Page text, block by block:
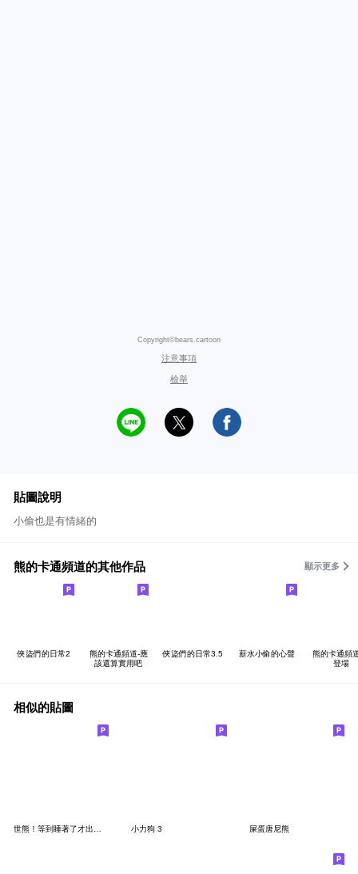
Copyright©bears.cartoon
注意事項
檢舉
貼圖說明
小偷也是有情緒的
熊的卡通頻道的其他作品 顯示更多
俠盜們的日常2
熊的卡通頻道-應
該還算實用吧
俠盜們的日常3.5 薪水小偷的心聲
熊的卡通頻
登場
相似的貼圖
世熊！等到睡著了才出第二版！！ 小力狗 3 屎蛋唐尼熊